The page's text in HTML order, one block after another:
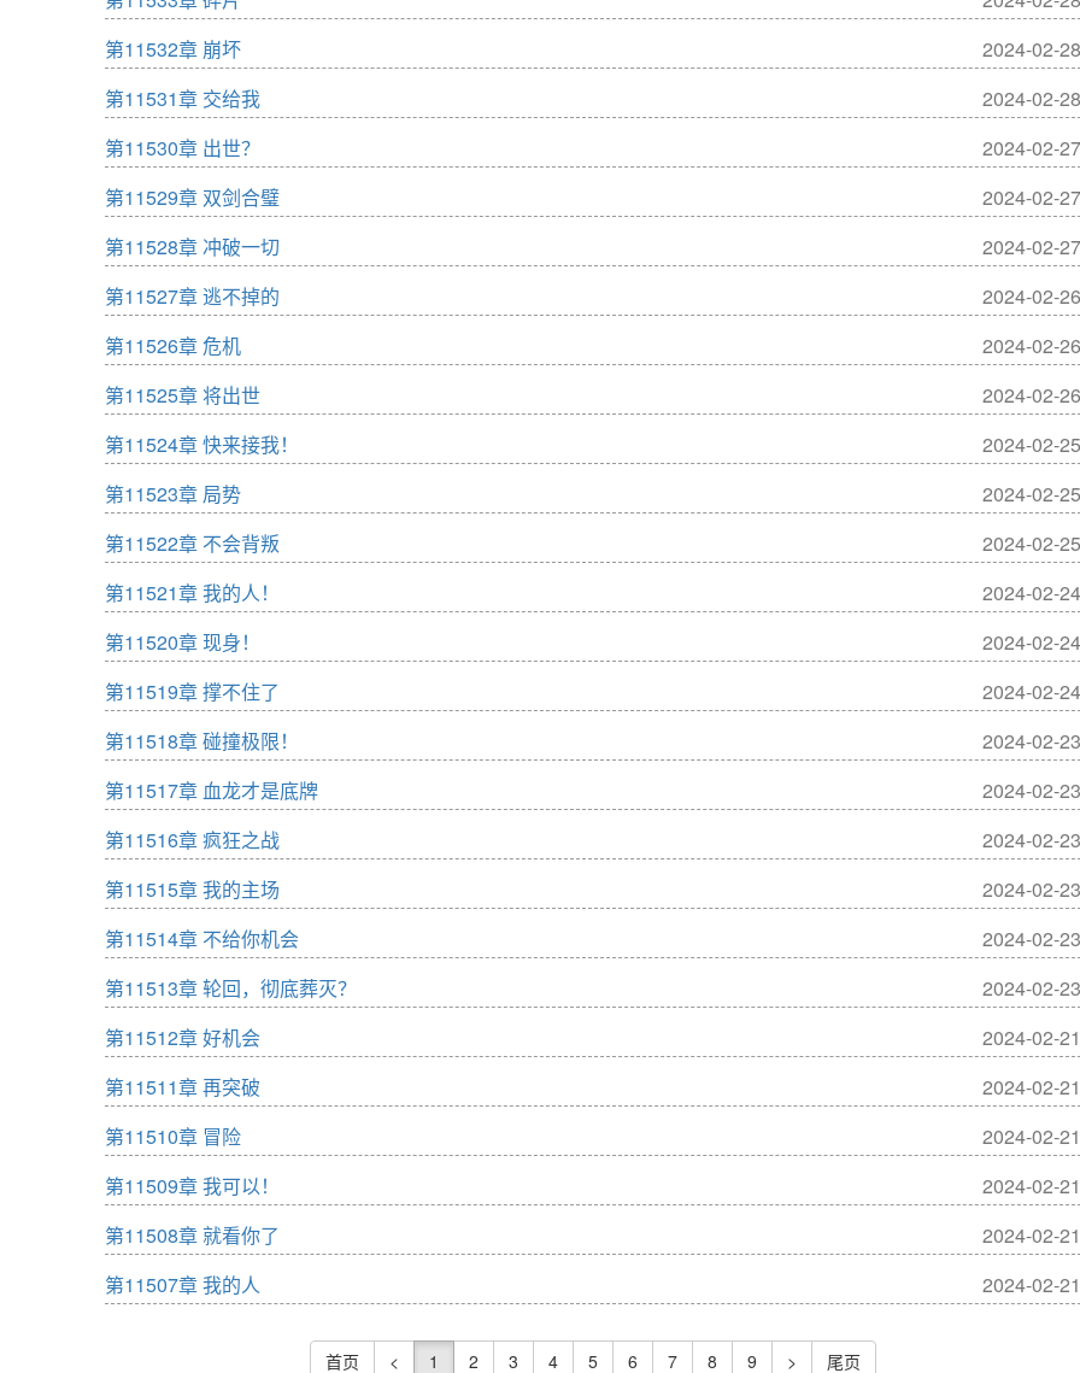
第11532章 崩坏
2024-02-28
第11531章 交给我
2024-02-28
第11530章 出世？
2024-02-27
第11529章 双剑合璧
2024-02-27
第11528章 冲破一切
2024-02-27
第11527章 逃不掉的
2024-02-26
第11526章 危机
2024-02-26
第11525章 将出世
2024-02-26
第11524章 快来接我！
2024-02-25
第11523章 局势
2024-02-25
第11522章 不会背叛
2024-02-25
第11521章 我的人！
2024-02-24
第11520章 现身！
2024-02-24
第11519章 撑不住了
2024-02-24
第11518章 碰撞极限！
2024-02-23
第11517章 血龙才是底牌
2024-02-23
第11516章 疯狂之战
2024-02-23
第11515章 我的主场
2024-02-23
第11514章 不给你机会
2024-02-23
第11513章 轮回，彻底葬灭？
2024-02-23
第11512章 好机会
2024-02-21
第11511章 再突破
2024-02-21
第11510章 冒险
2024-02-21
第11509章 我可以！
2024-02-21
第11508章 就看你了
2024-02-21
第11507章 我的人
2024-02-21
首页 < 1 2 3 4 5 6 7 8 9 > 尾页